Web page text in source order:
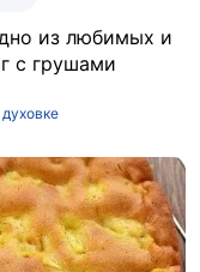
из любимых и
с грушами